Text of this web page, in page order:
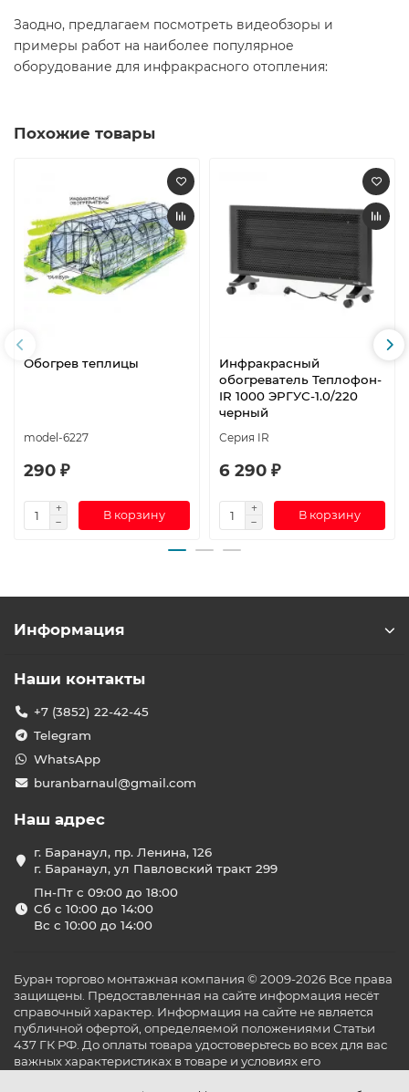
Заодно, предлагаем посмотреть видеобзоры и
примеры работ на наиболее популярное
оборудование для инфракрасного отопления:
Похожие товары
Обогрев теплицы
model-6227
290 ₽
В корзину
Инфракрасный
обогреватель Теплофон-
IR 1000 ЭРГУС-1.0/220
черный
Серия IR
6 290 ₽
В корзину
Информация
Наши контакты
+7 (3852) 22-42-45
Telegram
WhatsApp
buranbarnaul@gmail.com
Наш адрес
г. Баранаул, пр. Ленина, 126
г. Баранаул, ул Павловский тракт 299
Пн-Пт с 09:00 до 18:00
Сб с 10:00 до 14:00
Вс с 10:00 до 14:00
Буран торгово монтажная компания © 2009-2026 Все права
защищены. Предоставленная на сайте информация несёт
справочный характер. Информация на сайте не является
публичной офертой, определяемой положениями Статьи
437 ГК РФ. До оплаты товара удостоверьтесь во всех для вас
важных характеристиках в товаре и условиях его